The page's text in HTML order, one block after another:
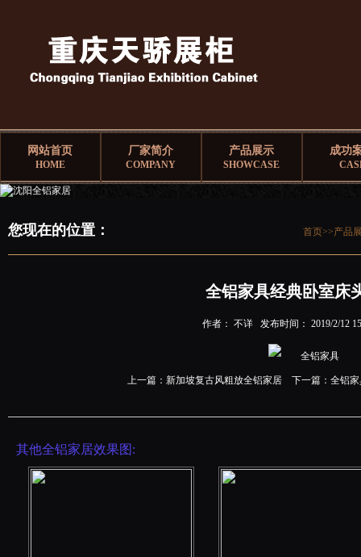
网站首页
HOME
厂家简介
COMPANY
产品展示
SHOWCASE
成功
您现在的位置： 首页>>产品
全铝家具经典卧室床
作者： 不详 发布时间： 2019/2/12
上一篇： 新加坡复古风粗放全铝家居 下一篇： 全铝
其他全铝家居效果图: